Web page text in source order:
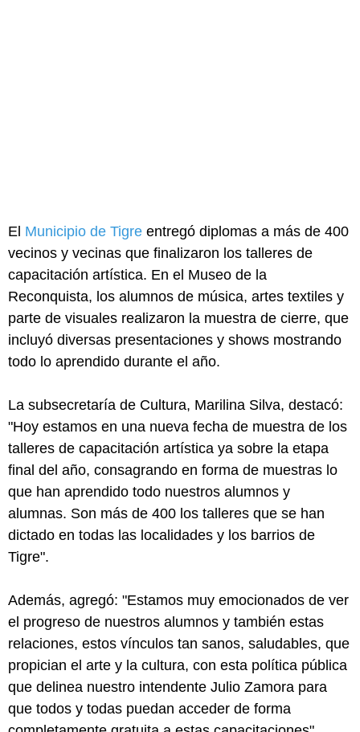
El Municipio de Tigre entregó diplomas a más de 400
vecinos y vecinas que finalizaron los talleres de
capacitación artística. En el Museo de la
Reconquista, los alumnos de música, artes textiles y
parte de visuales realizaron la muestra de cierre, que
incluyó diversas presentaciones y shows mostrando
todo lo aprendido durante el año.
La subsecretaría de Cultura, Marilina Silva, destacó:
"Hoy estamos en una nueva fecha de muestra de los
talleres de capacitación artística ya sobre la etapa
final del año, consagrando en forma de muestras lo
que han aprendido todo nuestros alumnos y
alumnas. Son más de 400 los talleres que se han
dictado en todas las localidades y los barrios de
Tigre".
Además, agregó: "Estamos muy emocionados de ver
el progreso de nuestros alumnos y también estas
relaciones, estos vínculos tan sanos, saludables, que
propician el arte y la cultura, con esta política pública
que delinea nuestro intendente Julio Zamora para
que todos y todas puedan acceder de forma